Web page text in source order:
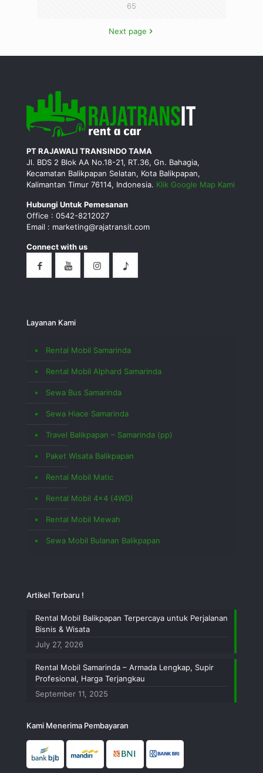
65
Next page
PT RAJAWALI TRANSINDO TAMA
Jl. BDS 2 Blok AA No.18-21, RT.36, Gn. Bahagia,
Kecamatan Balikpapan Selatan, Kota Balikpapan,
Kalimantan Timur 76114, Indonesia. Klik Google Map Kami
Hubungi Untuk Pemesanan
Office : 0542-8212027
Email : marketing@rajatransit.com
Connect with us
Layanan Kami
Rental Mobil Samarinda
Rental Mobil Alphard Samarinda
Sewa Bus Samarinda
Sewa Hiace Samarinda
Travel Balikpapan – Samarinda (pp)
Paket Wisata Balikpapan
Rental Mobil Matic
Rental Mobil 4×4 (4WD)
Rental Mobil Mewah
Sewa Mobil Bulanan Balikpapan
Artikel Terbaru !
Rental Mobil Balikpapan Terpercaya untuk Perjalanan
Bisnis & Wisata
July 27, 2026
Rental Mobil Samarinda – Armada Lengkap, Supir
Profesional, Harga Terjangkau
September 11, 2025
Kami Menerima Pembayaran